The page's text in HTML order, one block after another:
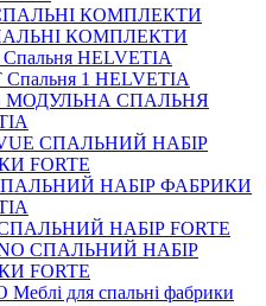
КОМПЛЕКТИ
КОМПЛЕКТИ
HELVETIA
Спальня 1 HELVETIA
МОДУЛЬНА СПАЛЬНЯ
СПАЛЬНИЙ НАБІР
FORTE
НАБІР ФАБРИКИ
НАБІР FORTE
СПАЛЬНИЙ НАБІР
FORTE
Меблі для спальні фабрики